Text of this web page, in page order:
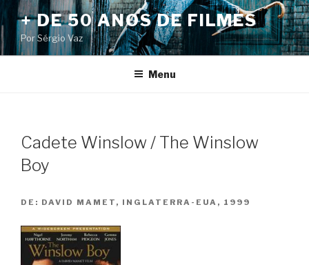
Pular
para
o
conteúdo
+ DE 50 ANOS DE FILMES
Por Sérgio Vaz
Menu
Cadete Winslow / The Winslow
Boy
DE: DAVID MAMET, INGLATERRA-EUA, 1999